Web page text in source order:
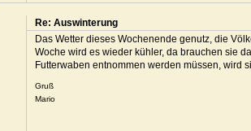
Re: Auswinterung
Das Wetter dieses Wochenende genutz, die
Woche wird es wieder kühler, da brauchen sie
Futterwaben entnommen werden müssen, wird
Gruß
Mario